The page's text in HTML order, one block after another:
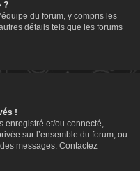
?
du forum, y compris les
détails tels que les forums
!
enregistré et/ou connecté,
sur l’ensemble du forum, ou
messages. Contactez